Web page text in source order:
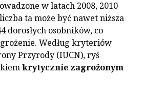
w latach 2008, 2010
ta może być nawet niższa
dorosłych osobników, co
Według kryteriów
Przyrody (IUCN), ryś
krytycznie zagrożonym